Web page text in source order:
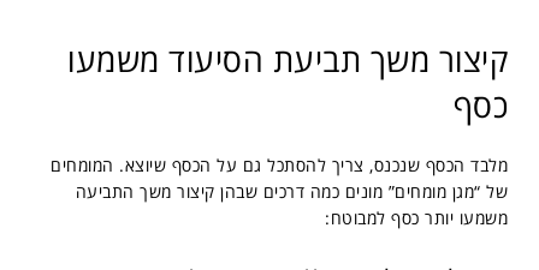
קיצור משך תביעת הסיעוד משמעו
כסף
מלבד הכסף שנכנס, צריך להסתכל גם על הכסף שיוצא. המומחים
של “מגן מומחים” מונים כמה דרכים שבהן קיצור משך התביעה
משמעו יותר כסף למבוטח: